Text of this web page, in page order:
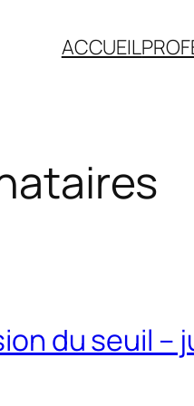
ACCUEIL
du seuil –